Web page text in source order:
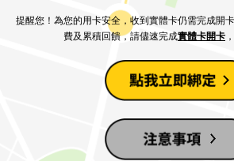
提醒您！為您的用卡安全，收到實體卡仍需完成開
費及累積回饋，請儘速完成實體卡開卡